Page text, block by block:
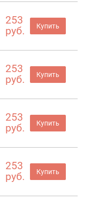
253
руб.
Купить
253
руб.
Купить
253
руб.
Купить
253
руб.
Купить